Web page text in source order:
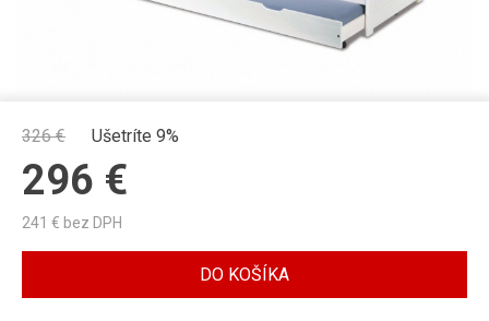
326€ Ušetríte 9%
296 €
241 € bez DPH
DO KOŠÍKA